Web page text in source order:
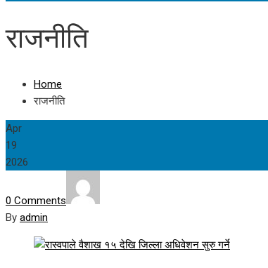
राजनीति
Home
राजनीति
Apr
19
2026
0 Comments
By admin